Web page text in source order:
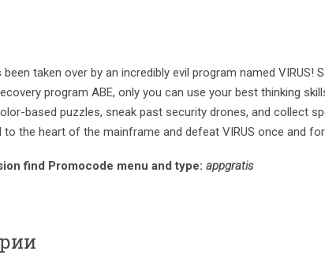
taken over by an incredibly evil program named VIRUS!
program ABE, only you can use your best thinking
based puzzles, sneak past security drones, and collect
to the heart of the mainframe and defeat VIRUS once and
find Promocode menu and type: appgratis